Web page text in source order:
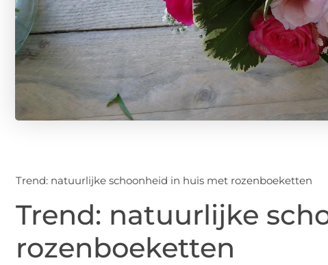
Trend: natuurlijke schoonheid in huis met rozenboeketten
Trend: natuurlijke
rozenboeketten